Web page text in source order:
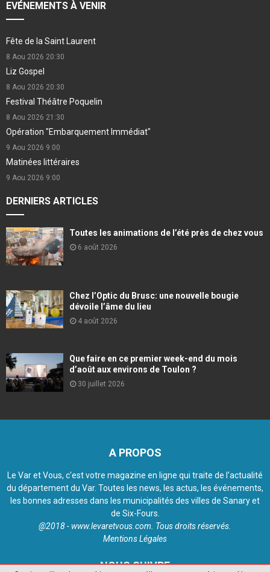
EVÉNEMENTS À VENIR
Fête de la Saint Laurent
8 Aou 2026 20:30
Liz Gospel
8 Aou 2026 20:30
Festival Théâtre Poquelin
8 Aou 2026 21:30
Opération "Embarquement Immédiat"
9 Aou 2026 9:00
Matinées littéraires
9 Aou 2026 9:00
DERNIERS ARTICLES
Toutes les animations de l’été près de chez vous
6 août 2026
Chez l’Optic du Brusc: une nouvelle bougie
dévoile l’âme du lieu
4 août 2026
Que faire en ce premier week-end du mois
d’août aux environs de Toulon ?
30 juillet 2026
A PROPOS
Le Var et Vous, c'est votre magazine en ligne qui traite de l'actualité
du département du Var. Toutes les news, les actus, les événements,
les bonnes adresses dans les municipalités des villes de Sanary et
de Six-Fours.
@2018 - www.levaretvous.com. Tous droits réservés.
Mentions Légales
NOUS SUIVRE